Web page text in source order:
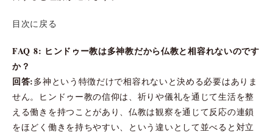
目次に戻る
FAQ 8: ヒンドゥー教は多神教だから仏教と相容れないのです
か？
回答:多神という特徴だけで相容れないと決める必要はありま
せん。ヒンドゥー教の信仰は、祈りや儀礼を通じて生活を整
える働きを持つことがあり、仏教は観察を通じて反応の連鎖
をほどく働きを持ちやすい、という違いとして並べると対立